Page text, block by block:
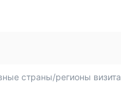
страны/регионы визита